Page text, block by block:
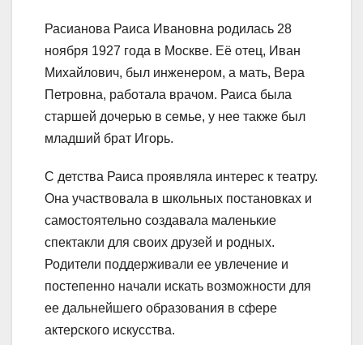
Расианова Раиса Ивановна родилась 28
ноября 1927 года в Москве. Её отец, Иван
Михайлович, был инженером, а мать, Вера
Петровна, работала врачом. Раиса была
старшей дочерью в семье, у нее также был
младший брат Игорь.
С детства Раиса проявляла интерес к театру.
Она участвовала в школьных постановках и
самостоятельно создавала маленькие
спектакли для своих друзей и родных.
Родители поддерживали ее увлечение и
постепенно начали искать возможности для
ее дальнейшего образования в сфере
актерского искусства.